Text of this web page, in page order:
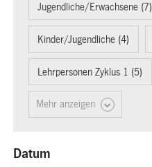
Jugendliche/Erwachsene (7)
Kinder/Jugendliche (4)
Lehrpersonen Zyklus 1 (5)
Mehr anzeigen
Datum